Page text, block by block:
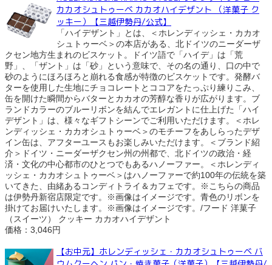
カカオシュトゥーベ カカオハイデザント （洋菓子 ク
ッキー）【三越伊勢丹/公式】
「ハイデザント」とは、＜ホレンディッシェ・カカオ
シュトゥーベ＞の本店がある、北ドイツのニーダーザ
クセン地方生まれのビスケット。ドイツ語で「ハイデ」は「荒
野」、「ザント」は「砂」という意味で、その名の通り、口の中で
砂のようにほろほろと崩れる食感が特徴のビスケットです。発酵バ
ターを使用した生地にチョコレートとココアをたっぷり練りこみ、
缶を開けた瞬間からバターとカカオの芳醇な香りが広がります。ブ
ランドカラーのブルーリボンを結んでエレガントに仕上げた「ハイ
デザント」は、様々なギフトシーンでご利用いただけます。＜ホレ
ンディッシェ・カカオシュトゥーベ＞のモチーフをあしらったデザ
イン缶は、アフターユースもお楽しみいただけます。＜ブランド紹
介＞ドイツ・ニーダーザクセン州の州都で、北ドイツの政治・経
済・文化の中心都市のひとつでもあるハノーファー。＜ホレンディ
ッシェ・カカオシュトゥーベ＞はハノーファーで約100年の伝統を築
いてきた、由緒あるコンディトライ＆カフェです。※こちらの商品
は伊勢丹新宿店限定です。※画像はイメージです。青色のリボンを
掛けてお届けいたします。※画像はイメージです。/フード 洋菓子
（スイーツ） クッキー カカオハイデザント
価格：3,046円
【お中元】ホレンディッシェ・カカオシュトゥーベ バ